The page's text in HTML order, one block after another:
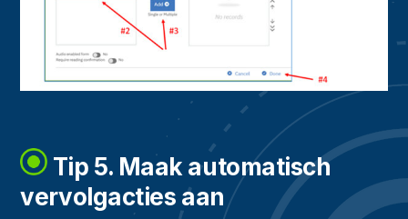
Tip 5. Maak automatisch
vervolgacties aan